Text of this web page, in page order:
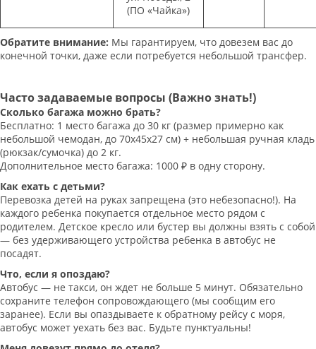
(ПО «Чайка»)
Обратите внимание: Мы гарантируем, что довезем вас до
конечной точки, даже если потребуется небольшой трансфер.
Часто задаваемые вопросы (Важно знать!)
Сколько багажа можно брать?
Бесплатно: 1 место багажа до 30 кг (размер примерно как
небольшой чемодан, до 70х45х27 см) + небольшая ручная кладь
(рюкзак/сумочка) до 2 кг.
Дополнительное место багажа: 1000 ₽ в одну сторону.
Как ехать с детьми?
Перевозка детей на руках запрещена (это небезопасно!). На
каждого ребенка покупается отдельное место рядом с
родителем. Детское кресло или бустер вы должны взять с собой
— без удерживающего устройства ребенка в автобус не
посадят.
Что, если я опоздаю?
Автобус — не такси, он ждет не больше 5 минут. Обязательно
сохраните телефон сопровождающего (мы сообщим его
заранее). Если вы опаздываете к обратному рейсу с моря,
автобус может уехать без вас. Будьте пунктуальны!